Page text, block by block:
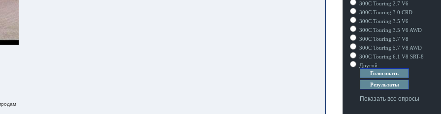
300C Touring 2.7 V6
300C Touring 3.0 CRD
300C Touring 3.5 V6
300C Touring 3.5 V6 AWD
300C Touring 5.7 V8
300C Touring 5.7 V8 AWD
300C Touring 6.1 V8 SRT-8
Другой
Показать все опросы